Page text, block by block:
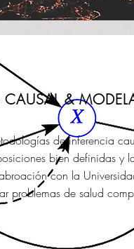
CAUSAL &
de inferencia
bien definidas y
con la
problemas de salud